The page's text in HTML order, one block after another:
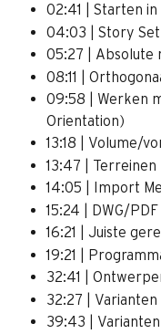
02:41 | Starten in
04:03 | Story
05:27 | Absolute
08:11 |
09:58 | Werken
Orientation)
13:18 | Volume/
13:47 | Terreinen
14:05 | Import
15:24 | DWG/
16:21 | Juiste
19:21 |
32:41 |
32:27 |
39:43 |